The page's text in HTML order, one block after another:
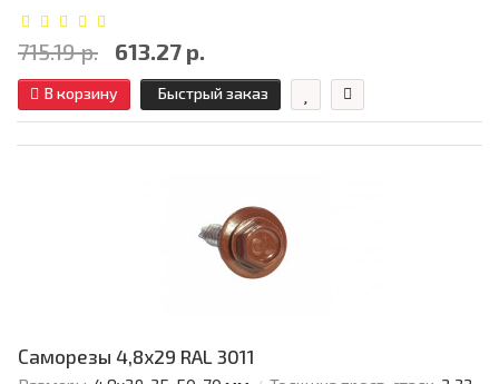
715.19 р. 613.27 р.
В корзину Быстрый заказ
Саморезы 4,8х29 RAL 3011